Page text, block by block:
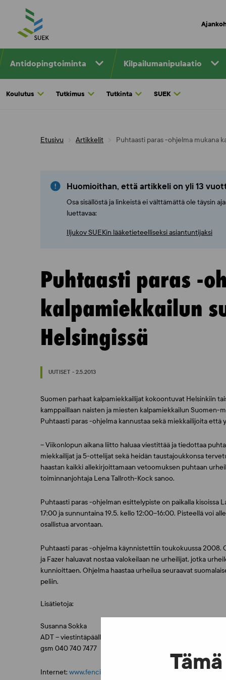
content
Antidopingtoiminta Kilpailumanipulaatio
Koulutus Tutkimus Tutkinta SUEK
Etusivu Artikkelit Puhtaasti paras -ohjelma mukana
Huomioithan, että artikkeli on yli 13
Osa sisällöstä ja linkeistä ei välttämättä ole täysin
luettavaa:
Iljukov SUEKin lääketieteelliseksi asiantuntijaksi
Puhtaasti paras -
kalpamiekkailun
Helsingissä
UUTISET - 2.5.2013
Suomen parhaat kalpamiekkailijat kokoontuvat Helsinkiin
kamppaillaan naisten ja miesten kalpamiekkailun Suomen-
Puhtaasti paras -ohjelma kannustaa sekä miekkailijoita että
– Viikonlopun aikana liitto haluaa viestittää ja tiedottaa
miekkailijat ja 5-ottelijat sekä heidän taustajoukkonsa
haastan kaikki allekirjoittamaan vetoomuksen puhtaan
toiminnanjohtaja Lena Tallroth-Kock sanoo.
Puhtaasti paras -ohjelman esittelypiste on paikalla kisoissa
17:00 ja sunnuntaina 19.5. kello 12:00–16:00. Pisteellä voi
osallistua arvontaan.
Puhtaasti paras -ohjelma käynnistettiin toukokuussa
ja Fazer haluavat nostaa valokeilaan ne urheilijat, jotka
kunnioittaen. Ohjelma haastaa urheilua seuraavat
peliin.
Lisätietoja:
Susanna Sokka
ADT – viestintäpäällikkö
gsm 040 740 7477
Internet: www.fencing.fi